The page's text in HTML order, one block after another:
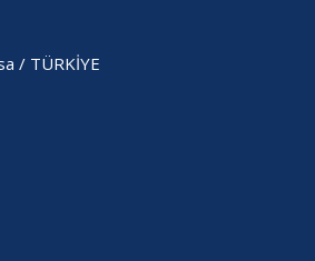
/ TÜRKİYE